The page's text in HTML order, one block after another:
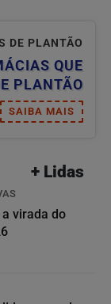
DE PLANTÃO
QUE
PLANTÃO
SAIBA MAIS
+ Lidas
virada do